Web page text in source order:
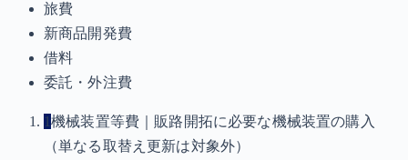
旅費
新商品開発費
借料
委託・外注費
1機械装置等費｜販路開拓に必要な機械装置の購入
（単なる取替え更新は対象外）